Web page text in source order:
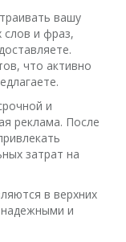
вашу
и фраз,
что активно
и
реклама. После
затрат на
в верхних
надежными и